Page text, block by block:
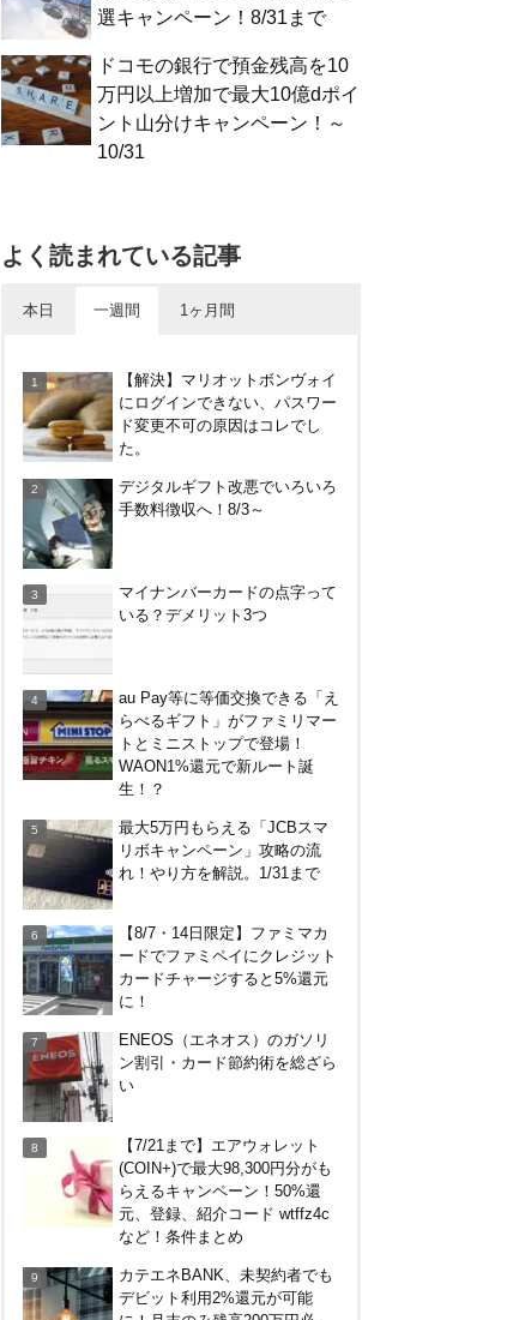
選キャンペーン！8/31まで
ドコモの銀行で預金残高を10
万円以上増加で最大10億dポイ
ント山分けキャンペーン！～
10/31
よく読まれている記事
本日 一週間 1ヶ月間
のクッション（丸型）を3ヶ月
使ってみた感想
件や使える時間、同伴者人数な
どを紹介
ストコもそれ以外も還元率2%
キャンペーン！2/1～3/31
デビット利用2%還元が可能
に！月末のみ残高200万円必
要。1/1～
デジタルギフト改悪でいろいろ
ク！中小企業店舗の対象店舗
で。～8/31
【解決】マリオットボンヴォイ
にログインできない、パスワー
ド変更不可の原因はコレでし
た。
デジタルギフト改悪でいろいろ
手数料徴収へ！8/3～
マイナンバーカードの点字って
いる？デメリット3つ
au Pay等に等価交換できる「え
らべるギフト」がファミリマー
トとミニストップで登場！
WAON1%還元で新ルート誕
生！？
最大5万円もらえる「JCBスマ
リボキャンペーン」攻略の流
れ！やり方を解説。1/31まで
【8/7・14日限定】ファミマカ
ードでファミペイにクレジット
カードチャージすると5%還元
に！
ENEOS（エネオス）のガソリ
ン割引・カード節約術を総ざら
い
【7/21まで】エアウォレット
(COIN+)で最大98,300円分がも
らえるキャンペーン！50%還
元、登録、紹介コード wtffz4c
など！条件まとめ
カテエネBANK、未契約者でも
デビット利用2%還元が可能